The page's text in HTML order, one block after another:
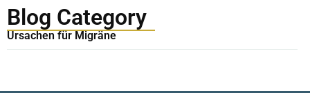
Blog Category
Ursachen für Migräne